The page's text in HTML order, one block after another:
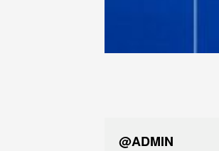
@ADMIN